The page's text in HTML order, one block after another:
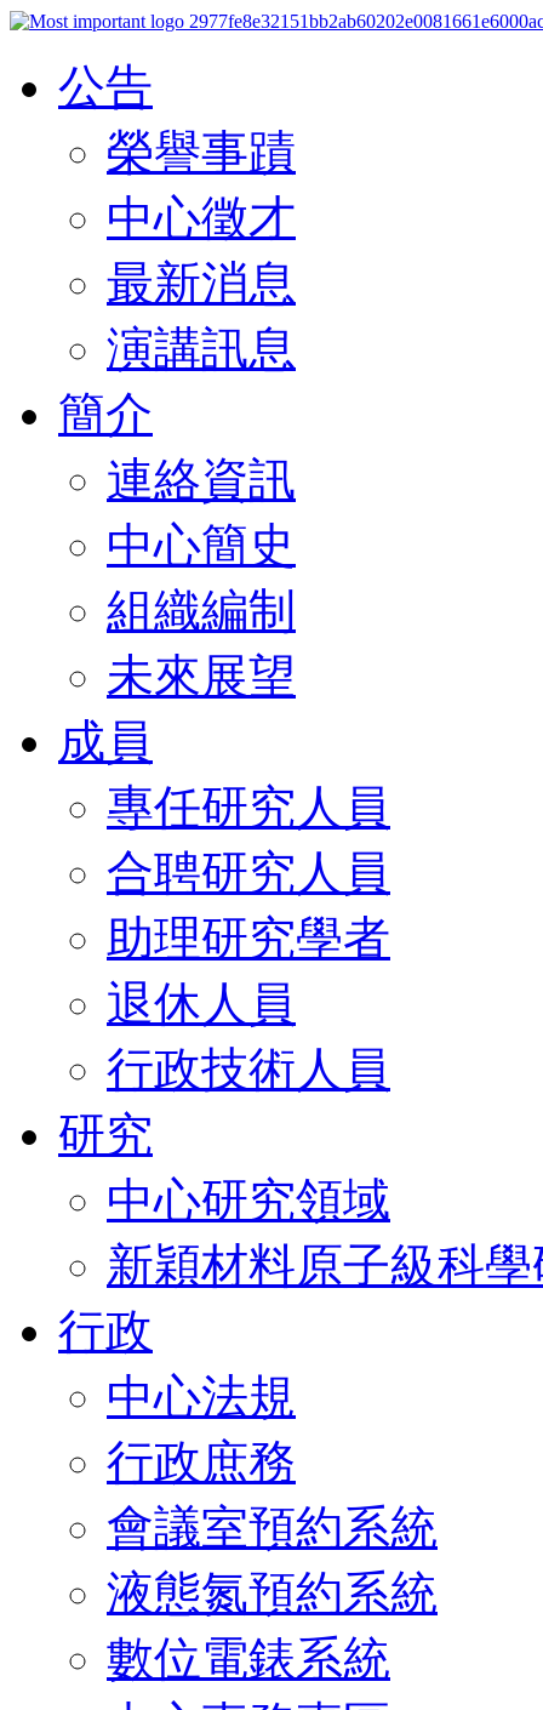
公告
榮譽事蹟
中心徵才
最新消息
演講訊息
簡介
連絡資訊
中心簡史
組織編制
未來展望
成員
專任研究人員
合聘研究人員
助理研究學者
退休人員
行政技術人員
研究
中心研究領域
新穎材料原子級科
行政
中心法規
行政庶務
會議室預約系統
液態氮預約系統
數位電錶系統